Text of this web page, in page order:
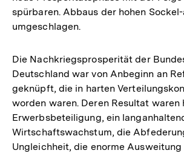
spürbaren. Abbaus der hohen
umgeschlagen.
Die Nachkriegsprosperität der
Deutschland war von Anbeginn an
geknüpft, die in harten
worden waren. Deren Resultat waren
Erwerbsbeteiligung, ein
Wirtschaftswachstum, die
Ungleichheit, die enorme